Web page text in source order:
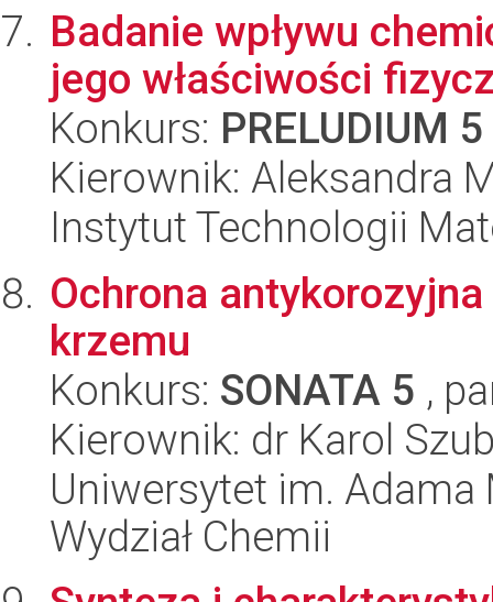
Badanie wpływu
jego właściwości
Konkurs: PRELUDIUM 5
Kierownik: Aleksandra
Instytut Technologii
Ochrona
krzemu
Konkurs: SONATA 5 ,
Kierownik: dr Karol
Uniwersytet im.
Wydział Chemii